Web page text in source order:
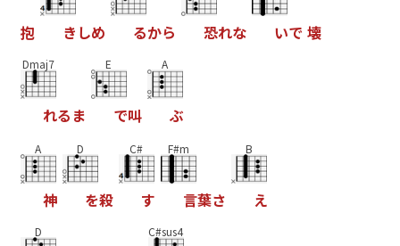
抱 き しめ るから 恐れな いで 壊
Dmaj7
れる ま
E
で叫
A
ぶ
A
神
D
を殺
C#
す
F#m
言葉さ
B
え
D C#sus4